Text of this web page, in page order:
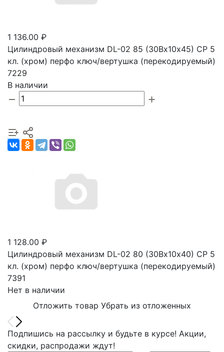
1 136.00 ₽
Цилиндровый механизм DL-02 85 (30Вх10х45) CР 5
кл. (хром) перфо ключ/вертушка (перекодируемый)
7229
В наличии
1 128.00 ₽
Цилиндровый механизм DL-02 80 (30Вх10х40) CР 5
кл. (хром) перфо ключ/вертушка (перекодируемый)
7391
Нет в наличии
Отложить товар Убрать из отложенных
Подпишись на рассылку и будьте в курсе! Акции,
скидки, распродажи ждут!